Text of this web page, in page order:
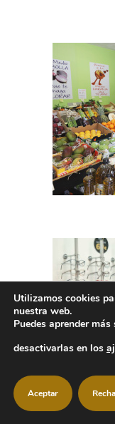
Utilizamos cookies
nuestra web.
Puedes aprender
desactivarlas en los
Aceptar